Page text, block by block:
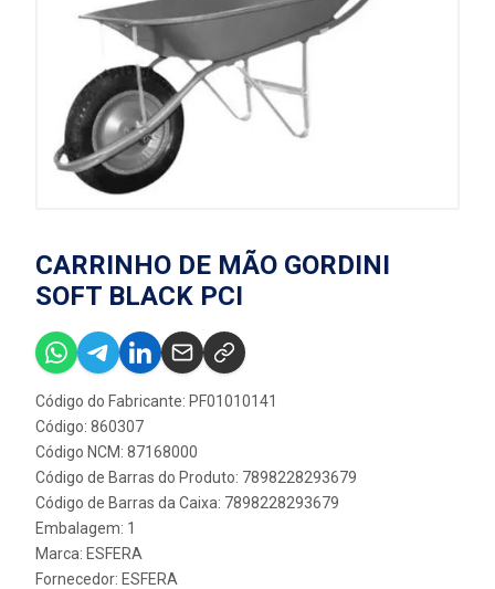
CARRINHO DE MÃO GORDINI
SOFT BLACK PCI
Código do Fabricante: PF01010141
Código: 860307
Código NCM: 87168000
Código de Barras do Produto: 7898228293679
Código de Barras da Caixa: 7898228293679
Embalagem: 1
Marca: ESFERA
Fornecedor: ESFERA